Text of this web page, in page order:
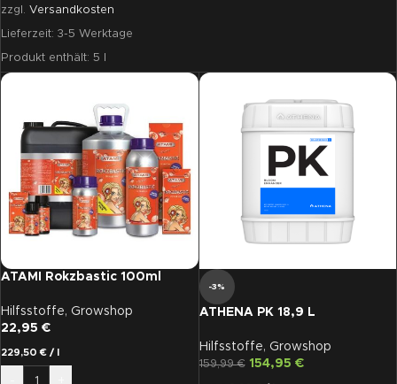
zzgl. Versandkosten
Lieferzeit: 3-5 Werktage
Produkt enthält: 5
ATAMI Rokzbastic 100ml
Hilfsstoffe, Growshop
22,95 €
229,50€ /
-3%
ATHENA PK 18,9 L
Hilfsstoffe, Growshop
159,99€ 154,95 €